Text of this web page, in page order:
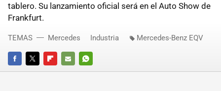
tablero. Su lanzamiento oficial será en el Auto Show de
Frankfurt.
FACEBOOKTWITTERFLIPBOARD
E-
WHATSAPP
TEMAS Mercedes Industria Mercedes-Benz EQV